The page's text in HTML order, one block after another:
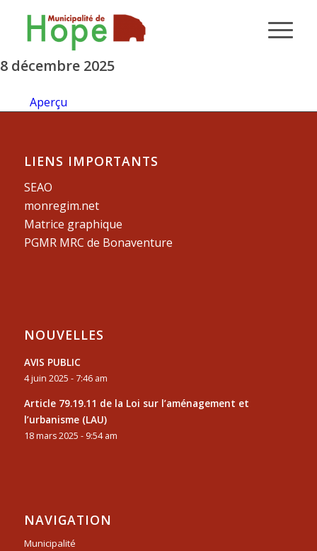
8 décembre 2025
Aperçu
LIENS IMPORTANTS
SEAO
monregim.net
Matrice graphique
PGMR MRC de Bonaventure
NOUVELLES
AVIS PUBLIC
4 juin 2025 - 7:46 am
Article 79.19.11 de la Loi sur l’aménagement et
l’urbanisme (LAU)
18 mars 2025 - 9:54 am
NAVIGATION
Municipalité